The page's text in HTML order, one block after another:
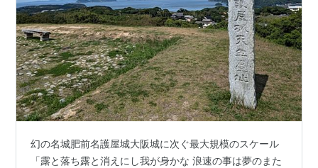
幻の名城肥前名護屋城大阪城に次ぐ最大規模のスケール
「露と落ち露と消えにし我が身かな 浪速の事は夢のまた